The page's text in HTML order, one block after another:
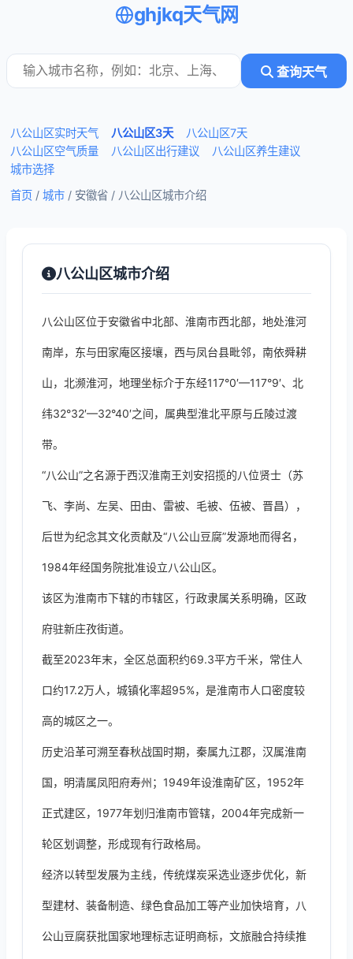
ghjkq天气网
查询天气
八公山区实时天气 八公山区3天
八公山区7天
八公山区空气质量
八公山区出行建议
八公山区养生建议
城市选择
首页 / 城市 / 安徽省 / 八公山区城市介绍
八公山区城市介绍
八公山区位于安徽省中北部、淮南市西北部，地处淮河
南岸，东与田家庵区接壤，西与凤台县毗邻，南依舜耕
山，北濒淮河，地理坐标介于东经117°0′—117°9′、北
纬32°32′—32°40′之间，属典型淮北平原与丘陵过渡
带。
“八公山”之名源于西汉淮南王刘安招揽的八位贤士（苏
飞、李尚、左吴、田由、雷被、毛被、伍被、晋昌），
后世为纪念其文化贡献及“八公山豆腐”发源地而得名，
1984年经国务院批准设立八公山区。
该区为淮南市下辖的市辖区，行政隶属关系明确，区政
府驻新庄孜街道。
截至2023年末，全区总面积约69.3平方千米，常住人
口约17.2万人，城镇化率超95%，是淮南市人口密度较
高的城区之一。
历史沿革可溯至春秋战国时期，秦属九江郡，汉属淮南
国，明清属凤阳府寿州；1949年设淮南矿区，1952年
正式建区，1977年划归淮南市管辖，2004年完成新一
轮区划调整，形成现有行政格局。
经济以转型发展为主线，传统煤炭采选业逐步优化，新
型建材、装备制造、绿色食品加工等产业加快培育，八
公山豆腐获批国家地理标志证明商标，文旅融合持续推